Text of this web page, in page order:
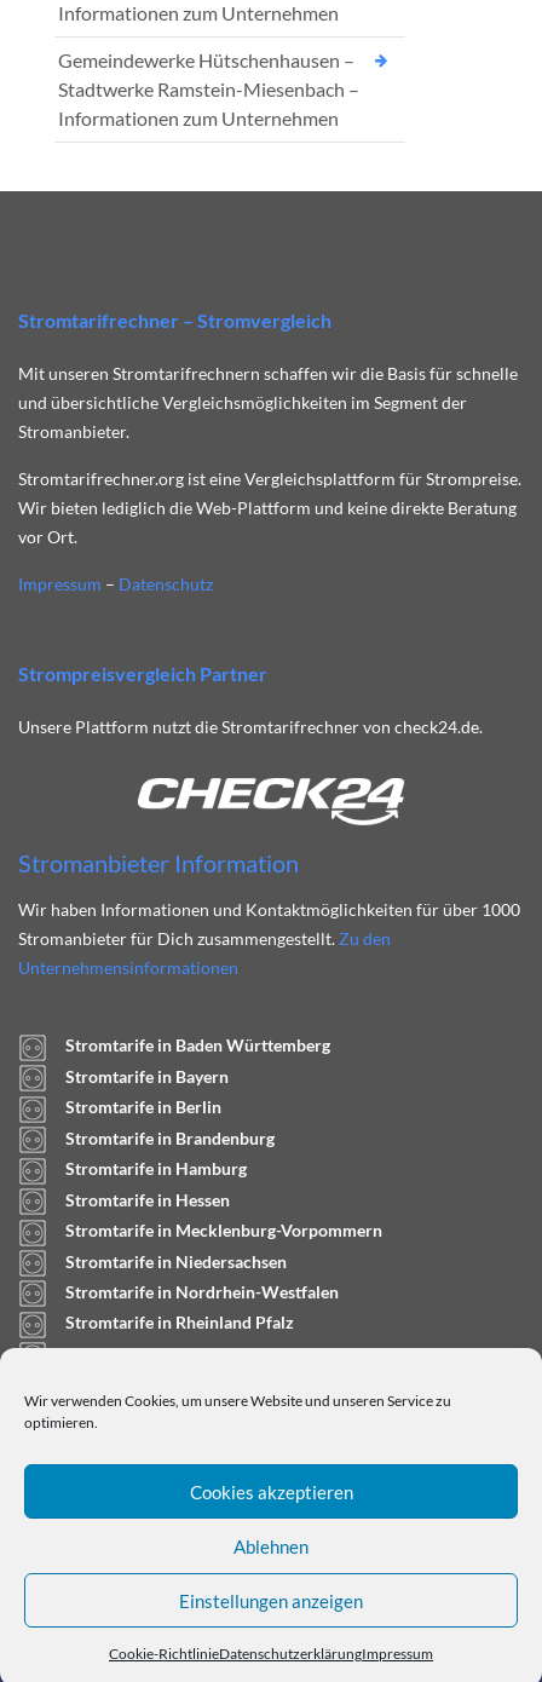
Wir verwenden Cookies, um unsere Website und unseren Service zu
optimieren.
Cookies akzeptieren
Ablehnen
Einstellungen anzeigen
Cookie-RichtlinieDatenschutzerklärungImpressum
Informationen zum Unternehmen
Gemeindewerke Hütschenhausen –
Stadtwerke Ramstein-Miesenbach –
Informationen zum Unternehmen
Stromtarifrechner – Stromvergleich
Mit unseren Stromtarifrechnern schaffen wir die Basis für schnelle
und übersichtliche Vergleichsmöglichkeiten im Segment der
Stromanbieter.
Stromtarifrechner.org ist eine Vergleichsplattform für Strompreise.
Wir bieten lediglich die Web-Plattform und keine direkte Beratung
vor Ort.
Impressum – Datenschutz
Strompreisvergleich Partner
Unsere Plattform nutzt die Stromtarifrechner von check24.de.
Stromanbieter Information
Wir haben Informationen und Kontaktmöglichkeiten für über 1000
Stromanbieter für Dich zusammengestellt. Zu den
Unternehmensinformationen
Stromtarife in Baden Württemberg
Stromtarife in Bayern
Stromtarife in Berlin
Stromtarife in Brandenburg
Stromtarife in Hamburg
Stromtarife in Hessen
Stromtarife in Mecklenburg-Vorpommern
Stromtarife in Niedersachsen
Stromtarife in Nordrhein-Westfalen
Stromtarife in Rheinland Pfalz
Stromtarife in Saarland
Stromtarife in Schleswig-Holstein
Copyright © 2024stromtarifrechner.org